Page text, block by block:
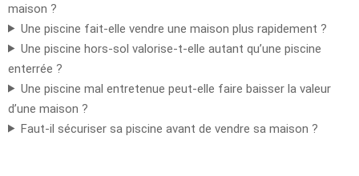
maison ?
Une piscine fait-elle vendre une maison plus rapidement ?
Une piscine hors-sol valorise-t-elle autant qu’une piscine
enterrée ?
Une piscine mal entretenue peut-elle faire baisser la valeur
d’une maison ?
Faut-il sécuriser sa piscine avant de vendre sa maison ?